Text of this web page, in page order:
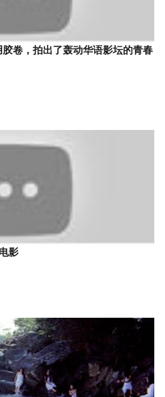
卷，拍出了轰动华语影坛的青春
影